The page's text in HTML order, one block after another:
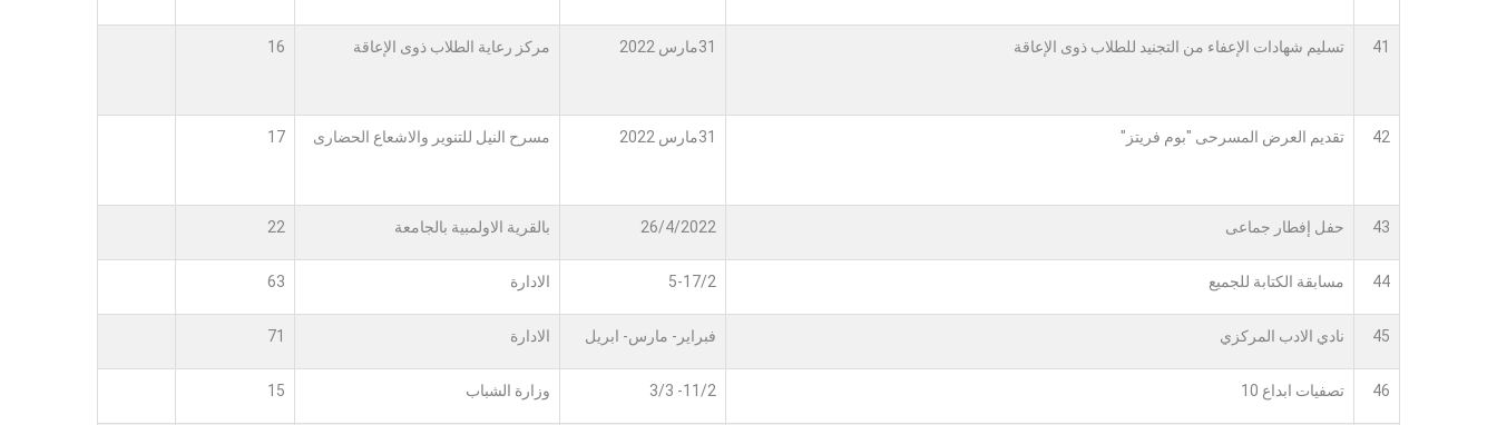
41 تسليم شهادات الإعفاء من التجنيد للطلاب ذوى الإعاقة 31مارس 2022 مركز رعاية الطلاب ذوى الإعاقة 16
42 تقديم العرض المسرحى "بوم فريتز" 31مارس 2022 مسرح النيل للتنوير والاشعاع الحضارى 17
43 حفل إفطار جماعى 26/4/2022 بالقرية الاولمبية بالجامعة 22
44 مسابقة الكتابة للجميع 5-17/2 الادارة 63
45 نادي الادب المركزي فبراير- مارس- ابريل الادارة 71
46 تصفيات ابداع 10 11/2- 3/3 وزارة الشباب 15